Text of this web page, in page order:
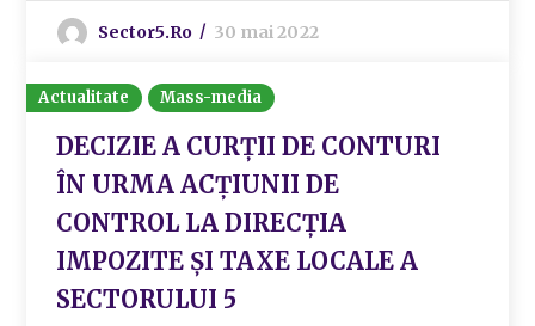
Sector5.ro 30 mai 2022
Actualitate Mass-media
DECIZIE A CURȚII DE CONTURI
ÎN URMA ACȚIUNII DE
CONTROL LA DIRECȚIA
IMPOZITE ȘI TAXE LOCALE A
SECTORULUI 5